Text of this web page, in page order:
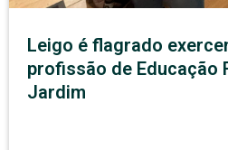
Leigo é flagrado
profissão de Educação
Jardim